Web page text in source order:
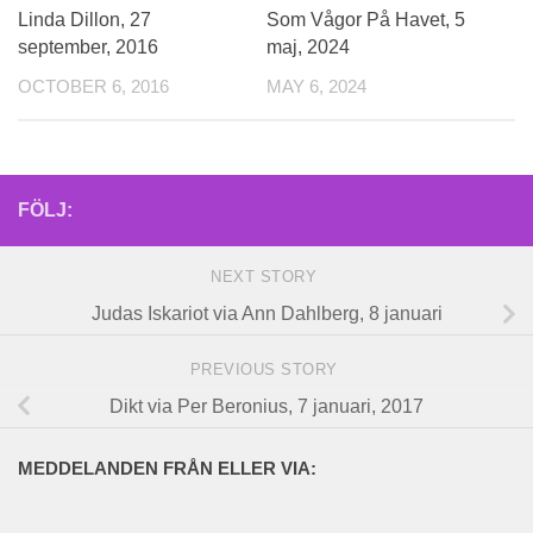
Linda Dillon, 27
september, 2016
OCTOBER 6, 2016
Som Vågor På Havet, 5
maj, 2024
MAY 6, 2024
FÖLJ:
NEXT STORY
Judas Iskariot via Ann Dahlberg, 8 januari
PREVIOUS STORY
Dikt via Per Beronius, 7 januari, 2017
MEDDELANDEN FRÅN ELLER VIA: